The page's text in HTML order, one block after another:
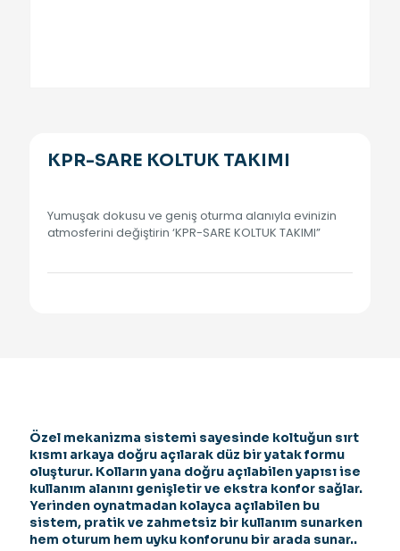
KPR-SARE KOLTUK TAKIMI
Yumuşak dokusu ve geniş oturma alanıyla evinizin
atmosferini değiştirin ‘KPR-SARE KOLTUK TAKIMI”
Özel mekanizma sistemi sayesinde koltuğun sırt
kısmı arkaya doğru açılarak düz bir yatak formu
oluşturur. Kolların yana doğru açılabilen yapısı ise
kullanım alanını genişletir ve ekstra konfor sağlar.
Yerinden oynatmadan kolayca açılabilen bu
sistem, pratik ve zahmetsiz bir kullanım sunarken
hem oturum hem uyku konforunu bir arada sunar..